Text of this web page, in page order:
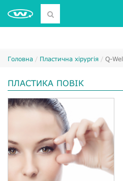
Головна Пластична хірургія Q-Wel
ПЛАСТИКА ПОВІК